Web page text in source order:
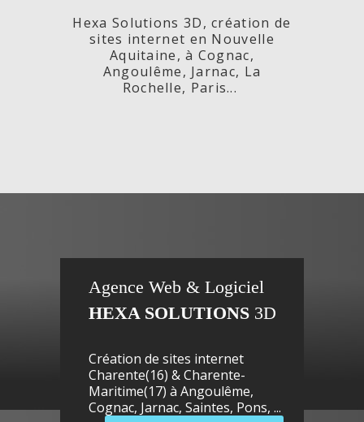
Maguy -
Hexa Solutions 3D, création de
sites internet en Nouvelle
Aquitaine, à Cognac,
Angoulême, Jarnac, La
Rochelle, Paris...
Agence Web & Logiciel
HEXA SOLUTIONS 3D
Création de sites internet
Charente(16) & Charente-
Maritime(17) à Angoulême,
Cognac, Jarnac, Saintes, Pons, ...